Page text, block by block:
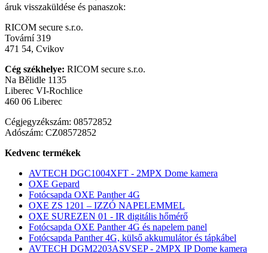
áruk visszaküldése és panaszok:
RICOM secure s.r.o.
Tovární 319
471 54, Cvikov
Cég székhelye: RICOM secure s.r.o.
Na Bělidle 1135
Liberec VI-Rochlice
460 06 Liberec
Cégjegyzékszám: 08572852
Adószám: CZ08572852
Kedvenc termékek
AVTECH DGC1004XFT - 2MPX Dome kamera
OXE Gepard
Fotócsapda OXE Panther 4G
OXE ZS 1201 – IZZÓ NAPELEMMEL
OXE SUREZEN 01 - IR digitális hőmérő
Fotócsapda OXE Panther 4G és napelem panel
Fotócsapda Panther 4G, külső akkumulátor és tápkábel
AVTECH DGM2203ASVSEP - 2MPX IP Dome kamera